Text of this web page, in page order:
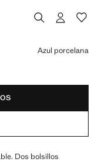
Azul porcelana
Dos bolsillos